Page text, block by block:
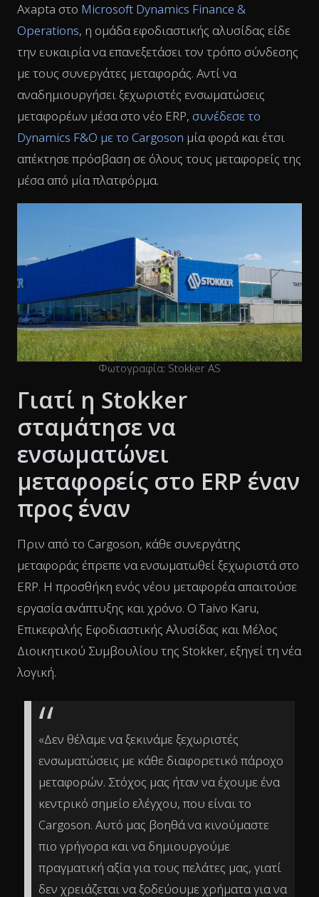
Axapta στο Microsoft Dynamics Finance &
Operations, η ομάδα εφοδιαστικής αλυσίδας είδε
την ευκαιρία να επανεξετάσει τον τρόπο σύνδεσης
με τους συνεργάτες μεταφοράς. Αντί να
αναδημιουργήσει ξεχωριστές ενσωματώσεις
μεταφορέων μέσα στο νέο ERP, συνέδεσε το
Dynamics F&O με το Cargoson μία φορά και έτσι
απέκτησε πρόσβαση σε όλους τους μεταφορείς της
μέσα από μία πλατφόρμα.
Φωτογραφία: Stokker AS
Γιατί η Stokker
σταμάτησε να
ενσωματώνει
μεταφορείς στο ERP έναν
προς έναν
Πριν από το Cargoson, κάθε συνεργάτης
μεταφοράς έπρεπε να ενσωματωθεί ξεχωριστά στο
ERP. Η προσθήκη ενός νέου μεταφορέα απαιτούσε
εργασία ανάπτυξης και χρόνο. Ο Taivo Karu,
Επικεφαλής Εφοδιαστικής Αλυσίδας και Μέλος
Διοικητικού Συμβουλίου της Stokker, εξηγεί τη νέα
λογική.
«Δεν θέλαμε να ξεκινάμε ξεχωριστές
ενσωματώσεις με κάθε διαφορετικό πάροχο
μεταφορών. Στόχος μας ήταν να έχουμε ένα
κεντρικό σημείο ελέγχου, που είναι το
Cargoson. Αυτό μας βοηθά να κινούμαστε
πιο γρήγορα και να δημιουργούμε
πραγματική αξία για τους πελάτες μας, γιατί
δεν χρειάζεται να ξοδεύουμε χρήματα για να